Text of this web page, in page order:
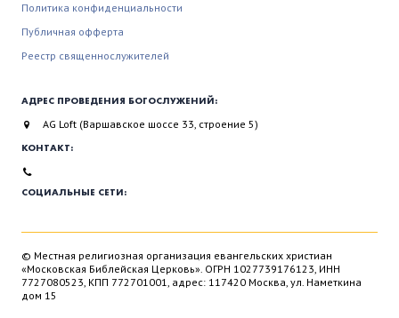
Политика конфиденциальности
Публичная офферта
Реестр священнослужителей
АДРЕС ПРОВЕДЕНИЯ БОГОСЛУЖЕНИЙ:
AG Loft (Варшавское шоссе 33, строение 5)
КОНТАКТ:
СОЦИАЛЬНЫЕ СЕТИ:
© Местная религиозная организация евангельских христиан
«Московская Библейская Церковь». ОГРН 1027739176123, ИНН
7727080523, КПП 772701001, адрес: 117420 Москва, ул. Наметкина
дом 15